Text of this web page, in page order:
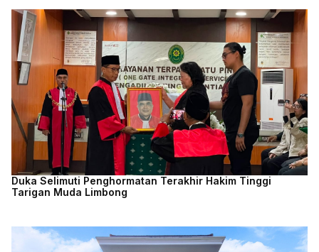
Duka Selimuti Penghormatan Terakhir Hakim Tinggi
Tarigan Muda Limbong